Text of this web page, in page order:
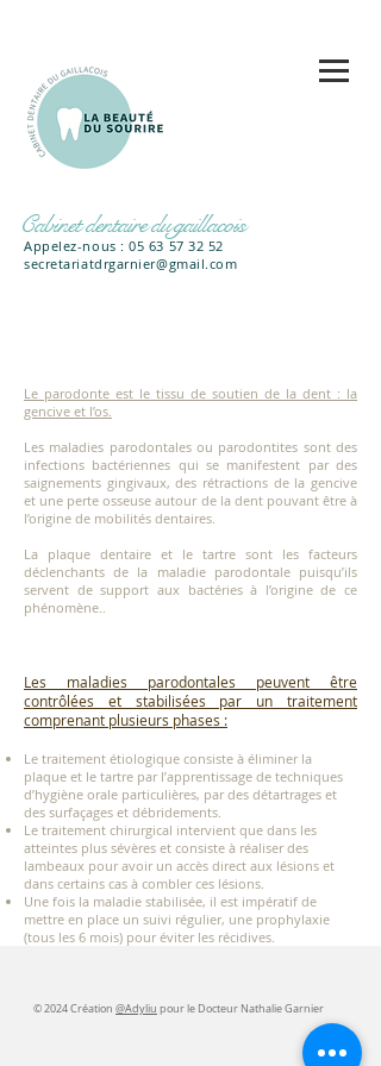
Cabinet dentaire du gaillacois
Appelez-nous : 05 63 57 32 52
secretariatdrgarnier@gmail.com
Le parodonte est le tissu de soutien de la dent : la
gencive et l’os.
Les maladies parodontales ou parodontites sont des
infections bactériennes qui se manifestent par des
saignements gingivaux, des rétractions de la gencive
et une perte osseuse autour de la dent pouvant être à
l’origine de mobilités dentaires.
La plaque dentaire et le tartre sont les facteurs
déclenchants de la maladie parodontale puisqu’ils
servent de support aux bactéries à l’origine de ce
phénomène..
Les maladies parodontales peuvent être
contrôlées et stabilisées par un traitement
comprenant plusieurs phases :
Le traitement étiologique consiste à éliminer la
plaque et le tartre par l’apprentissage de techniques
d’hygiène orale particulières, par des détartrages et
des surfaçages et débridements.
Le traitement chirurgical intervient que dans les
atteintes plus sévères et consiste à réaliser des
lambeaux pour avoir un accès direct aux lésions et
dans certains cas à combler ces lésions.
Une fois la maladie stabilisée, il est impératif de
mettre en place un suivi régulier, une prophylaxie
(tous les 6 mois) pour éviter les récidives.
© 2024 Création @Adyliu pour le Docteur Nathalie Garnier